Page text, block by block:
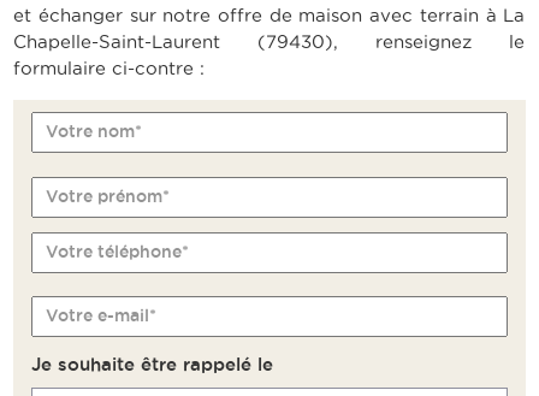
et échanger sur notre offre de maison avec terrain à La
Chapelle-Saint-Laurent (79430), renseignez le
formulaire ci-contre :
Votre nom*
Votre prénom*
Votre téléphone*
Votre e-mail*
Je souhaite être rappelé le